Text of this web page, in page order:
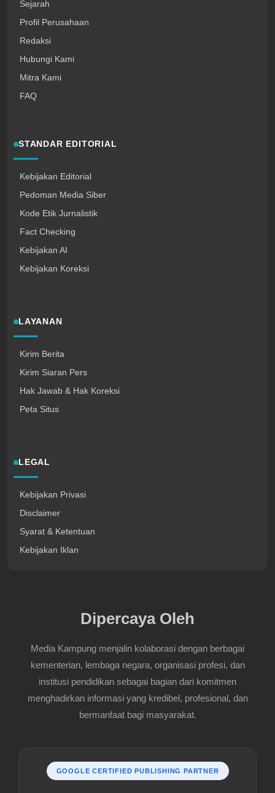
Sejarah
Profil Perusahaan
Redaksi
Hubungi Kami
Mitra Kami
FAQ
STANDAR EDITORIAL
Kebijakan Editorial
Pedoman Media Siber
Kode Etik Jurnalistik
Fact Checking
Kebijakan AI
Kebijakan Koreksi
LAYANAN
Kirim Berita
Kirim Siaran Pers
Hak Jawab & Hak Koreksi
Peta Situs
LEGAL
Kebijakan Privasi
Disclaimer
Syarat & Ketentuan
Kebijakan Iklan
Dipercaya Oleh
Media Kampung menjalin kolaborasi dengan berbagai
kementerian, lembaga negara, organisasi profesi, dan
institusi pendidikan sebagai bagian dari komitmen
menghadirkan informasi yang kredibel, profesional, dan
bermanfaat bagi masyarakat.
GOOGLE CERTIFIED PUBLISHING PARTNER